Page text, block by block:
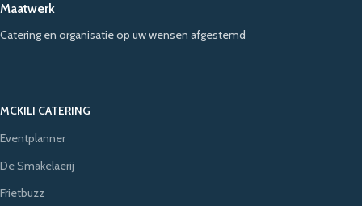
Maatwerk
Catering en organisatie op uw wensen afgestemd
MCKILI CATERING
Eventplanner
De Smakelaerij
Frietbuzz